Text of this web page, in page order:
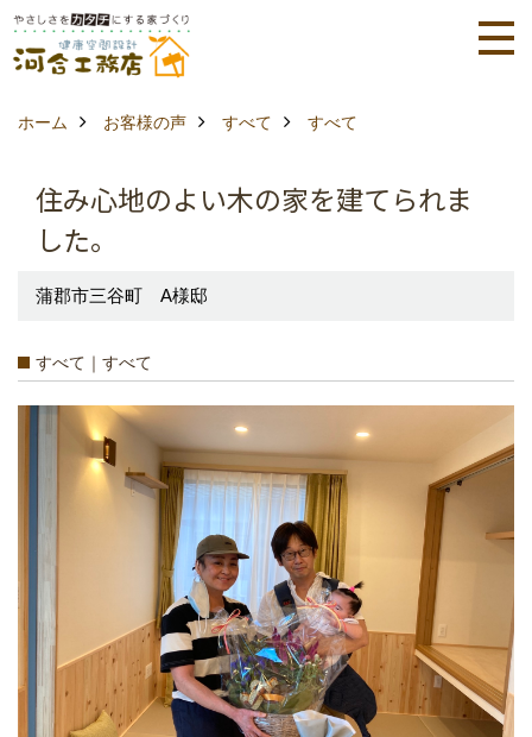
ホーム お客様の声 すべて すべて
住み心地のよい木の家を建てられま
した。
蒲郡市三谷町 A様邸
すべて｜すべて